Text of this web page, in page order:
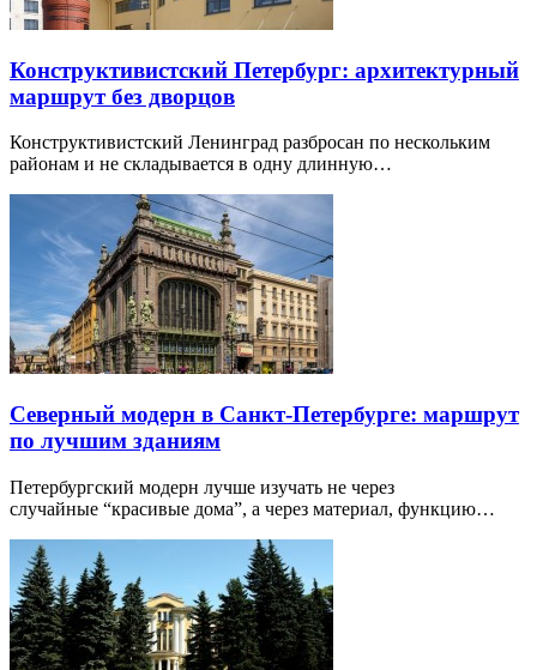
Конструктивистский Петербург: архитектурный
маршрут без дворцов
Конструктивистский Ленинград разбросан по нескольким
районам и не складывается в одну длинную…
Северный модерн в Санкт-Петербурге: маршрут
по лучшим зданиям
Петербургский модерн лучше изучать не через
случайные “красивые дома”, а через материал, функцию…